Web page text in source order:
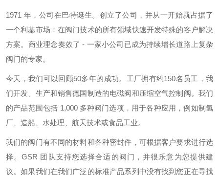
1971 年，公司在巴特诞生。创立了公司，并从一开始就占据了
一个利基市场：在阀门技术的所有领域快速开发特殊的客户解决
方案。商业理念奏效了 - 一家小公司已成为持续增长道路上复杂
阀门的专家。
今天，我们可以回顾50多年的成功。工厂拥有约150名员工，我
们开发、生产和销售德国制造的电磁阀和压缩空气控制阀。我们
的产品范围包括 1,000 多种阀门选项，用于各种应用，例如制氢
厂、造船、水处理、航天技术或食品工业。
我们的阀门有不同的材料和各种密封件，可根据客户要求进行选
择。GSR 团队支持您选择合适的阀门，并很乐意为您提供建
议。如果我们在我们广泛的标准产品系列中没有找到您正在寻找